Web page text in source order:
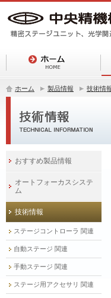
ホーム 製品情報 技術情
おすすめ製品情報
オートフォーカスシステ
ム
技術情報
ステージコントローラ 関連
自動ステージ 関連
手動ステージ 関連
ステージ用アクセサリ 関連